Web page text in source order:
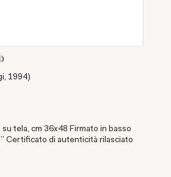
1994)
tela, cm 36x48 Firmato in basso
Certificato di autenticità rilasciato